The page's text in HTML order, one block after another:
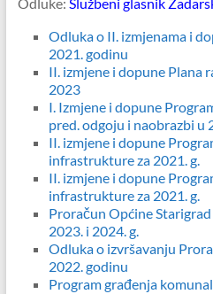
Odluka o II. izmjenama i
2021. godinu
II. izmjene i dopune Plana
2023
I. Izmjene i dopune
pred. odgoju i naobrazbi u
II. izmjene i dopune
infrastrukture za 2021. g.
II. izmjene i dopune
infrastrukture za 2021. g.
Proračun Općine
2023. i 2024. g.
Odluka o izvršavanju
2022. godinu
Program građenja